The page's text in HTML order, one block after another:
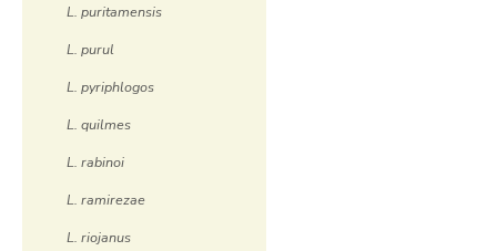
L. puritamensis
L. purul
L. pyriphlogos
L. quilmes
L. rabinoi
L. ramirezae
L. riojanus